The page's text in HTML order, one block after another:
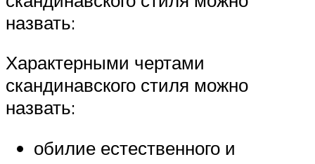
назвать:
Характерными чертами
скандинавского стиля можно
назвать:
обилие естественного и